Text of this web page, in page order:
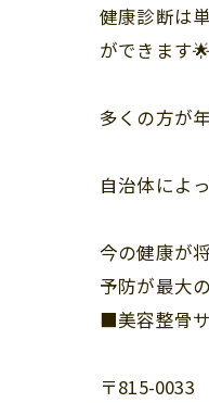
健康診断は
ができます🌟
多くの方が
自治体によ
今の健康が
予防が最大
■美容整骨
〒815-0033